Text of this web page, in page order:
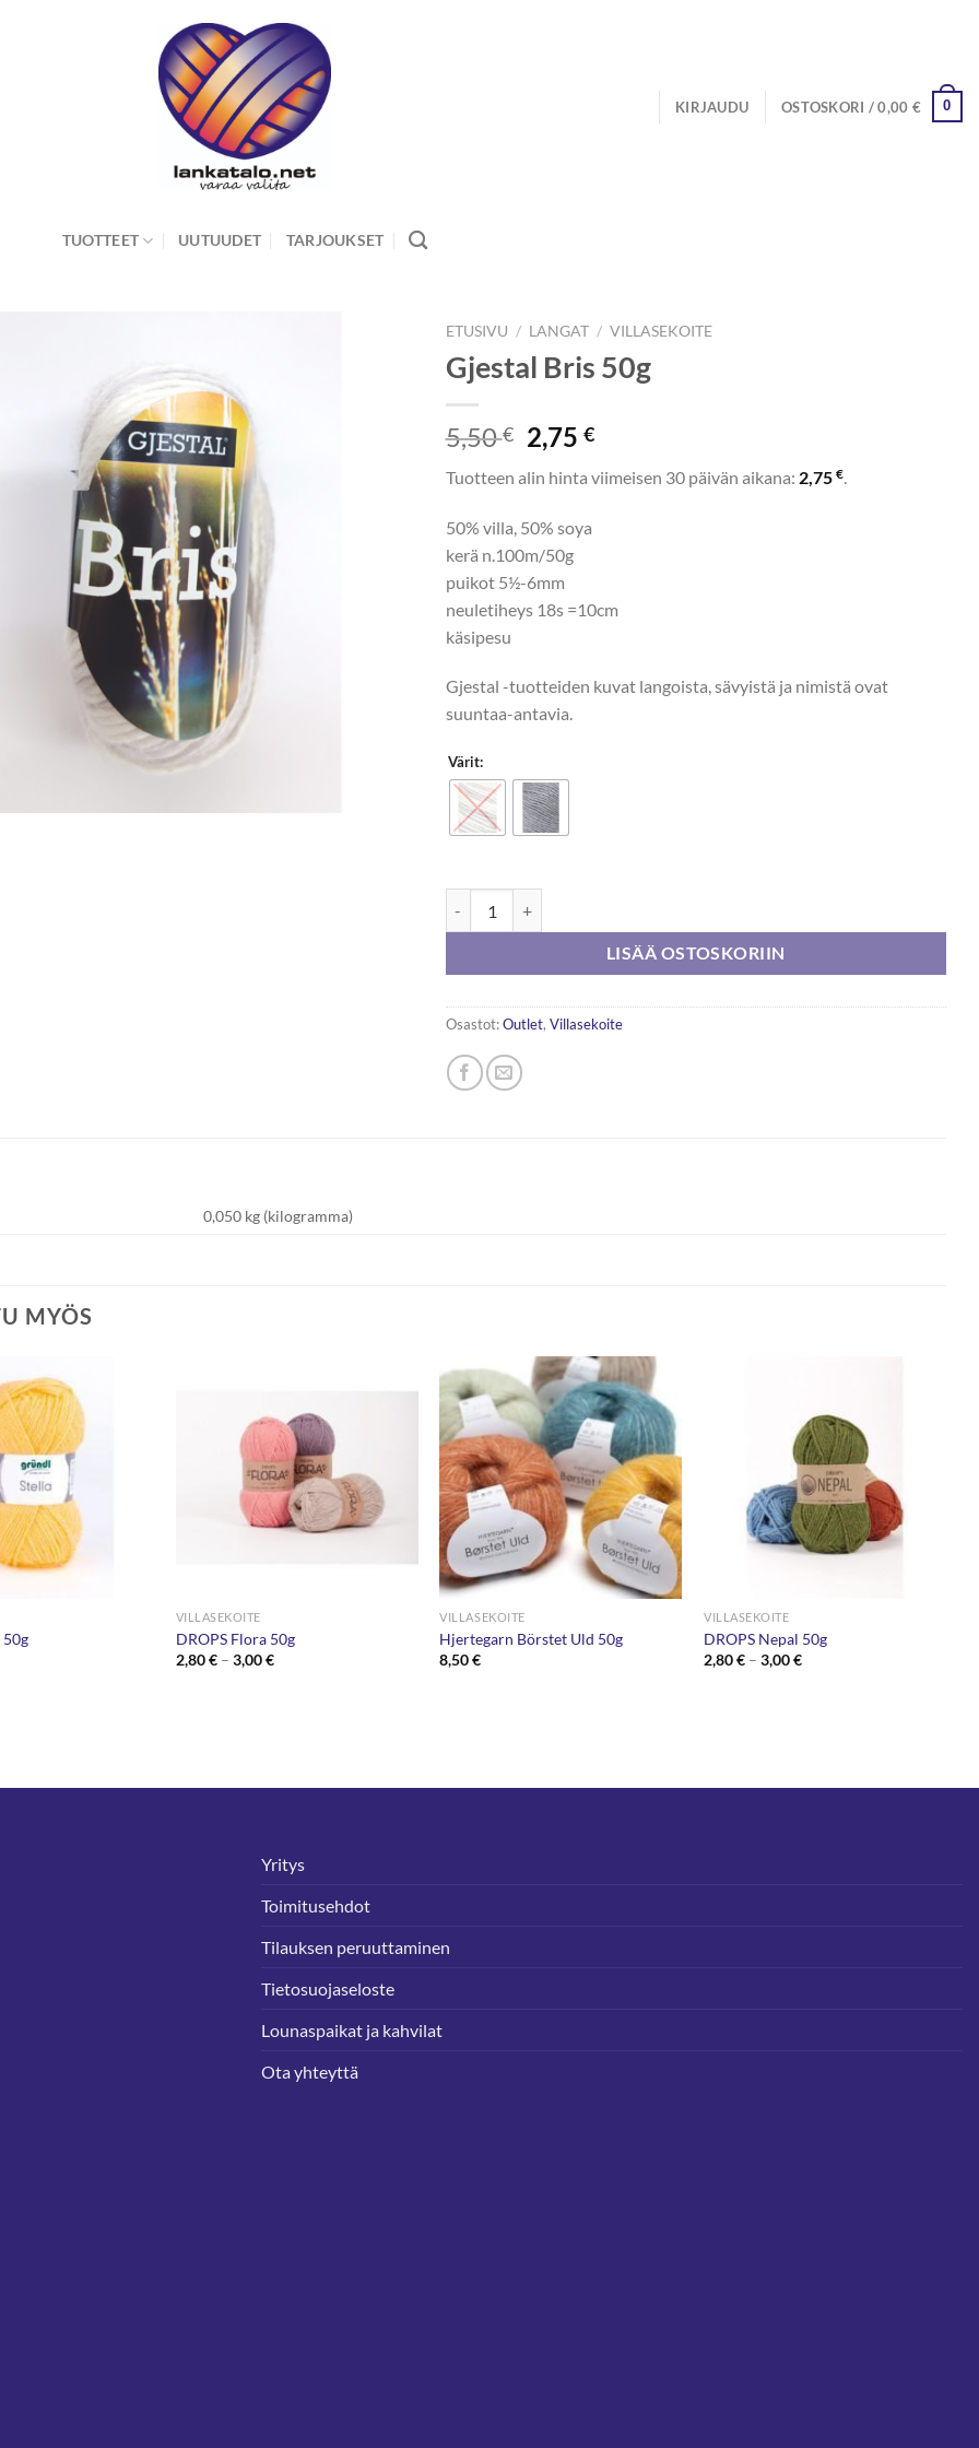
KIRJAUDU OSTOSKORI /0,00 € 0
TUOTTEET UUTUUDET TARJOUKSET
ETUSIVU / LANGAT / VILLASEKOITE
Gjestal Bris 50g
5,50€
Alkuperäinen
hinta
oli:
2,75 €Nykyinen
on:
Tuotteen alin hinta viimeisen 30 päivän aikana: 2,75 €.
50% villa, 50% soya
kerä n.100m/50g
puikot 5½-6mm
neuletiheys 18s =10cm
käsipesu
Gjestal -tuotteiden kuvat langoista, sävyistä ja nimistä ovat
suuntaa-antavia.
Värit:
LISÄÄ OSTOSKORIIN
Osastot:Outlet, Villasekoite
0,050 kg (kilogramma)
MYÖS
VILLASEKOITE
DROPS Flora 50g
2,80€ – 3,00€Hintaluokka:
VILLASEKOITE
Hjertegarn Börstet Uld 50g
8,50€
VILLASEKOITE
DROPS Nepal 50g
2,80€ – 3,00€Hintaluokka:
Yritys
Toimitusehdot
Tilauksen peruuttaminen
Tietosuojaseloste
Lounaspaikat ja kahvilat
Ota yhteyttä